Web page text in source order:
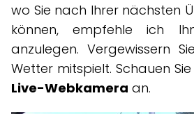
wo Sie nach Ihrer nächsten
können, empfehle ich
anzulegen. Vergewissern
Wetter mitspielt. Schauen
Live-Webkamera an.